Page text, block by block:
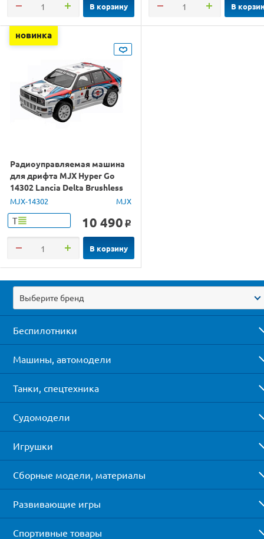
В корзину В
новинка
Радиоуправляемая машина
для дрифта MJX Hyper Go
14302 Lancia Delta Brushless
4WD 2.4G LED 1/14 RTR
MJX-14302 MJX
Т 10 490 o
В корзину
Выберите бренд
Беспилотники
Машины, автомодели
Танки, спецтехника
Судомодели
Игрушки
Сборные модели, материалы
Развивающие игры
Спортивные товары